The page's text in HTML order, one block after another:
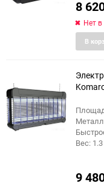
8
Нет
В
Вес: 1.3
9